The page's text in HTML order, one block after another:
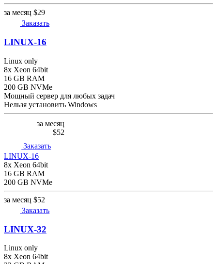
за месяц $29
Заказать
LINUX-16
Linux only
8x Xeon 64bit
16 GB RAM
200 GB NVMe
Мощный сервер для любых задач
Нельзя установить Windows
за месяц
$52
Заказать
LINUX-16
8x Xeon 64bit
16 GB RAM
200 GB NVMe
за месяц $52
Заказать
LINUX-32
Linux only
8x Xeon 64bit